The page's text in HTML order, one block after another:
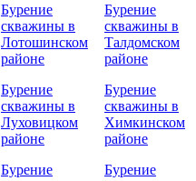
Бурение
скважины в
Лотошинском
районе
Бурение
скважины в
Луховицком
районе
Бурение
Бурение
скважины в
Талдомском
районе
Бурение
скважины в
Химкинском
районе
Бурение